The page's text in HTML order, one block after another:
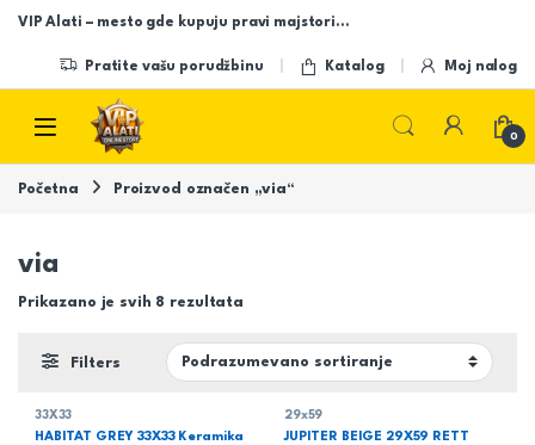
Skip to navigation
Skip to content
VIP Alati – mesto gde kupuju pravi majstori…
Pratite vašu porudžbinu Katalog Moj nalog
Open
0
Početna Proizvod označen „via“
via
Prikazano je svih 8 rezultata
Filters
33X33
HABITAT GREY 33X33 Keramika
29x59
JUPITER BEIGE 29X59 RETT